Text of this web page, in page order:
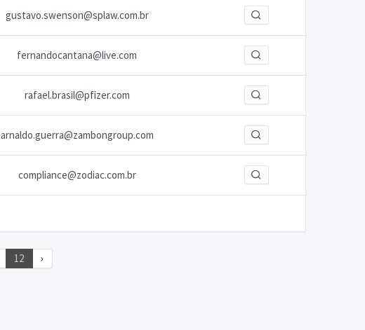
gustavo.swenson@splaw.com.br
fernandocantana@live.com
rafael.brasil@pfizer.com
arnaldo.guerra@zambongroup.com
compliance@zodiac.com.br
12 ›